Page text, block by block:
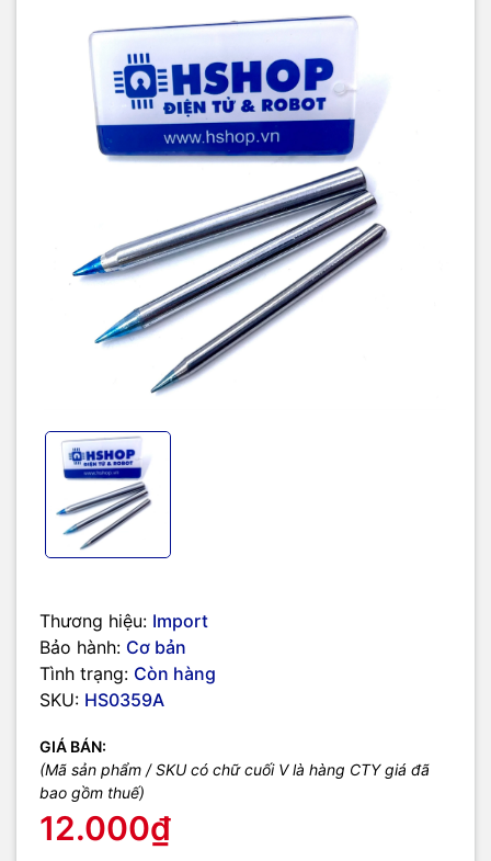
Thương hiệu: Import
Bảo hành: Cơ bản
Tình trạng: Còn hàng
SKU: HS0359A
GIÁ BÁN:
(Mã sản phẩm / SKU có chữ cuối V là hàng CTY giá đã
bao gồm thuế)
12.000₫
Kích thước:
30W: đường kính mũi hàn 3.8mm
40W: đường kính mũi hàn 4.5mm
60W: đường kính mũi hàn 5.4mm